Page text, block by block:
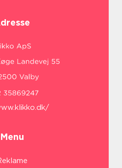
Menu